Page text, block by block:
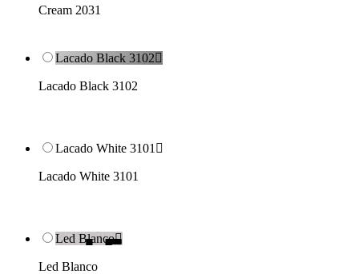
Cream 2031
Lacado Black 3102
Lacado Black 3102
Lacado White 3101 
Lacado White 3101
Led Blanco
Led Blanco